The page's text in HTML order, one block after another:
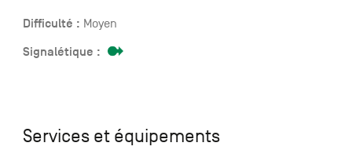
Difficulté : Moyen
Signalétique :
Services et équipements